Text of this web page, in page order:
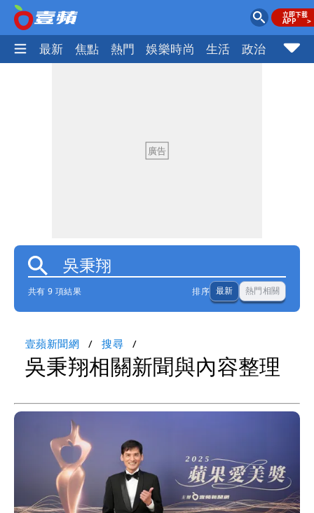
最新 焦點 熱門 娛樂時尚 生活 政治 社會
共有 9 項結果 排序 最新 熱門相關
壹蘋新聞網 搜尋
吳秉翔相關新聞與內容整理